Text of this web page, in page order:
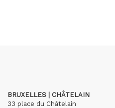
BRUXELLES | CHÂTELAIN
33 place du Châtelain